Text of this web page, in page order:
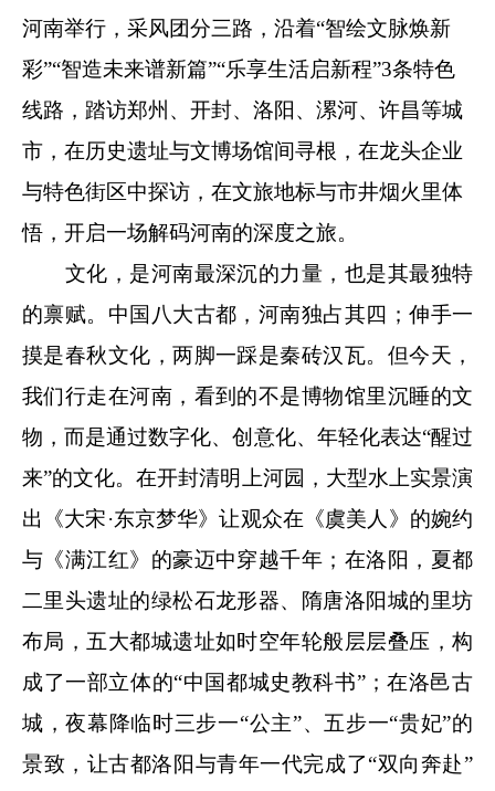
河南举行，采风团分三路，沿着“智绘文脉焕新
彩”“智造未来谱新篇”“乐享生活启新程”3条特色
线路，踏访郑州、开封、洛阳、漯河、许昌等城
市，在历史遗址与文博场馆间寻根，在龙头企业
与特色街区中探访，在文旅地标与市井烟火里体
悟，开启一场解码河南的深度之旅。
文化，是河南最深沉的力量，也是其最独特
的禀赋。中国八大古都，河南独占其四；伸手一
摸是春秋文化，两脚一踩是秦砖汉瓦。但今天，
我们行走在河南，看到的不是博物馆里沉睡的文
物，而是通过数字化、创意化、年轻化表达“醒过
来”的文化。在开封清明上河园，大型水上实景演
出《大宋·东京梦华》让观众在《虞美人》的婉约
与《满江红》的豪迈中穿越千年；在洛阳，夏都
二里头遗址的绿松石龙形器、隋唐洛阳城的里坊
布局，五大都城遗址如时空年轮般层层叠压，构
成了一部立体的“中国都城史教科书”；在洛邑古
城，夜幕降临时三步一“公主”、五步一“贵妃”的
景致，让古都洛阳与青年一代完成了“双向奔赴”